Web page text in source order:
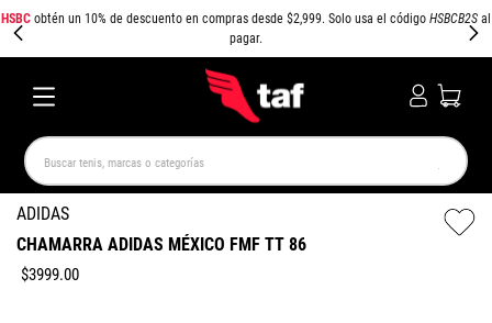
HSBC obtén un 10% de descuento en compras desde $2,999. Solo usa el código HSBCB2S al
pagar.
Buscar tenis, marcas o categorías
ADIDAS
CHAMARRA ADIDAS MÉXICO FMF TT 86
$3999.00
TÉRMINOS MÁS BUSCADOS
NEW BALANCE SAMBA AIR FORCE 1
SPEEDCAT